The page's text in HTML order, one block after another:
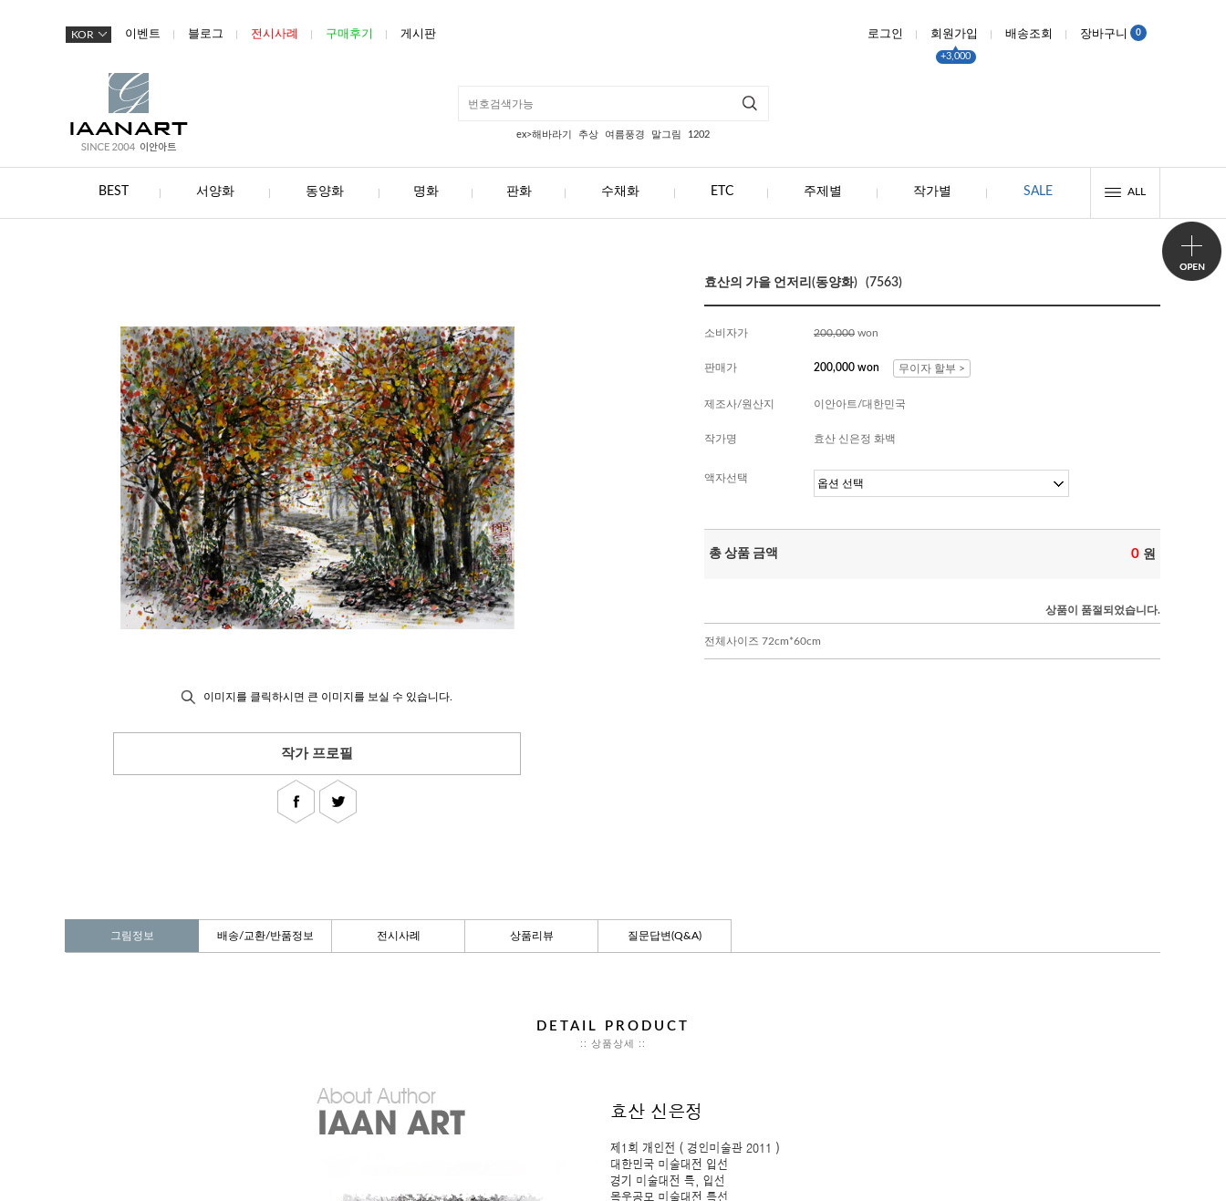
KOR 이벤트 블로그 전시사례 구매후기 게시판 로그인 회원가입
+3,000
배송조회 장바구니 0
ex>해바라기 추상 여름풍경 말그림 1202
BEST 서양화 동양화 명화 판화 수채화 ETC 주제별 작가별 SALE ALL
이미지를 클릭하시면 큰 이미지를 보실 수 있습니다.
작가 프로필
효산의 가을 언저리(동양화) (7563)
소비자가 200,000 won
판매가 200,000 won 무이자 할부 >
제조사/원산지 이안아트/대한민국
작가명 효산 신은정 화백
액자선택
총 상품 금액 0 원
상품이 품절되었습니다.
전체사이즈 72cm*60cm
그림정보 배송/교환/반품정보 전시사례 상품리뷰 질문답변(Q&A)
DETAIL PRODUCT
:: 상품상세 ::